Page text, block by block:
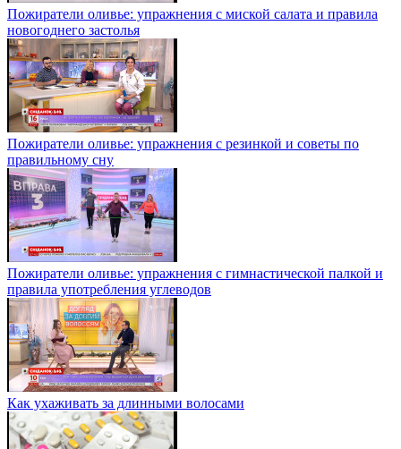
Пожиратели оливье: упражнения с миской салата и правила
новогоднего застолья
Пожиратели оливье: упражнения с резинкой и советы по
правильному сну
Пожиратели оливье: упражнения с гимнастической палкой и
правила употребления углеводов
Как ухаживать за длинными волосами